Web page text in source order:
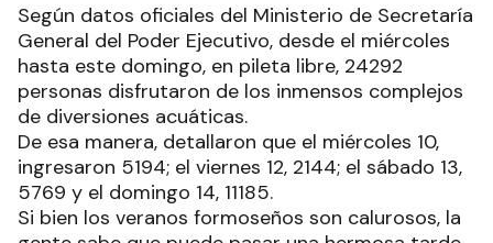
Según datos oficiales del Ministerio de Secretaría
General del Poder Ejecutivo, desde el miércoles
hasta este domingo, en pileta libre, 24292
personas disfrutaron de los inmensos complejos
de diversiones acuáticas.
De esa manera, detallaron que el miércoles 10,
ingresaron 5194; el viernes 12, 2144; el sábado 13,
5769 y el domingo 14, 11185.
Si bien los veranos formoseños son calurosos, la